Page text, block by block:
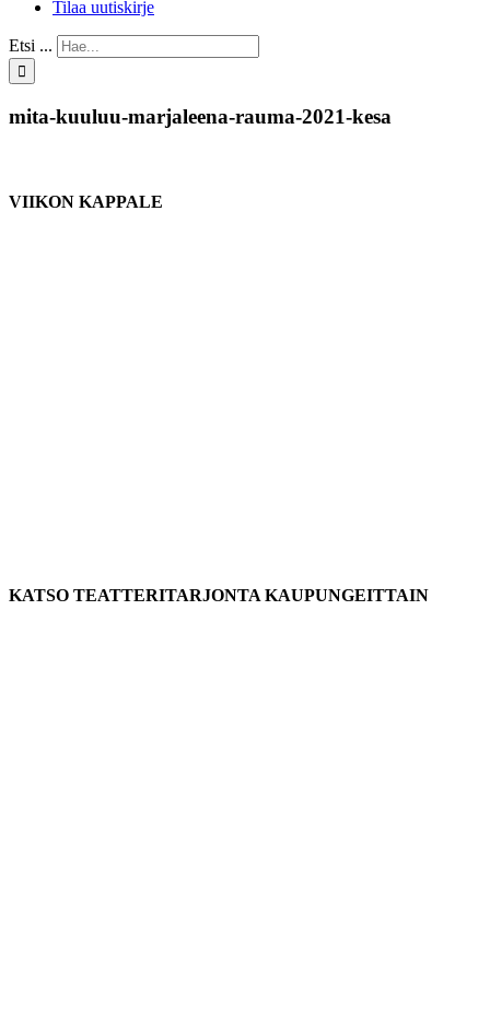
Tilaa uutiskirje
Etsi ...
mita-kuuluu-marjaleena-rauma-2021-kesa
VIIKON KAPPALE
KATSO TEATTERITARJONTA KAUPUNGEITTAIN